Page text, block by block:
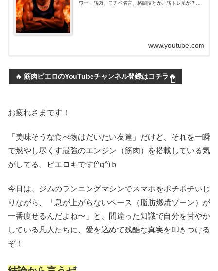
ワー！筋肉、モチベ名言、格闘技とか、筋トレ系が７
www.youtube.com
🔥 筋肉ピエロのYouTubeチャンネル登録はコチラ🔥
お疲れさまです！
「美味そうな食べ物はだいたい友達」だけど、それを一瞬
で燃やし尽くす最強のエンジン（筋肉）を搭載している気
がしてる、ピエロキです(^q^)ｂ
今日は、ジムのランニングマシンでスマホをポチポチいじ
りながら、「息が上がらないペース（脂肪燃焼ゾーン）が
一番痩せるんだよね〜」と、間違った知識で自分を甘やか
している凡人たちに、愛を込めて残酷な真実を叩きつける
ぞ！